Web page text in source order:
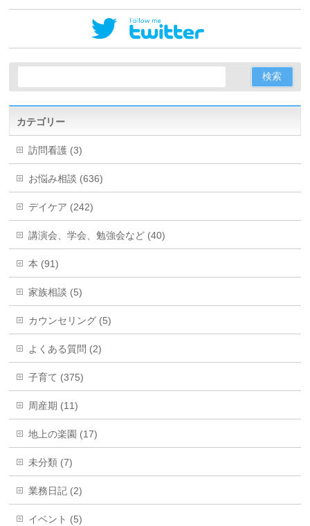
カテゴリー
訪問看護 (3)
お悩み相談 (636)
デイケア (242)
講演会、学会、勉強会など (40)
本 (91)
家族相談 (5)
カウンセリング (5)
よくある質問 (2)
子育て (375)
周産期 (11)
地上の楽園 (17)
未分類 (7)
業務日記 (2)
イベント (5)